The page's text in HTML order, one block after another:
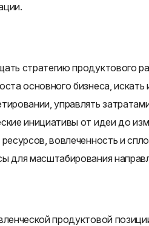
стратегию продуктового
основного бизнеса,
управлять
инициативы от идеи до
вовлеченность и
для масштабирования
продуктовой